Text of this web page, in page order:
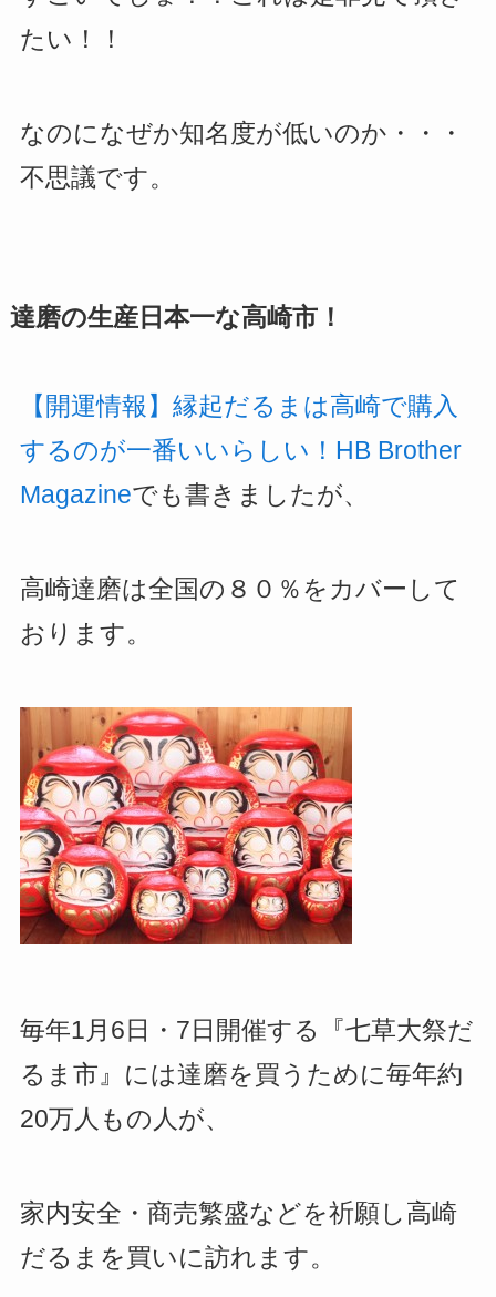
たい！！
なのになぜか知名度が低いのか・・・
不思議です。
達磨の生産日本一な高崎市！
【開運情報】縁起だるまは高崎で購入
するのが一番いいらしい！HB Brother
Magazineでも書きましたが、
高崎達磨は全国の８０％をカバーして
おります。
毎年1月6日・7日開催する『七草大祭だ
るま市』には達磨を買うために毎年約
20万人もの人が、
家内安全・商売繁盛などを祈願し高崎
だるまを買いに訪れます。